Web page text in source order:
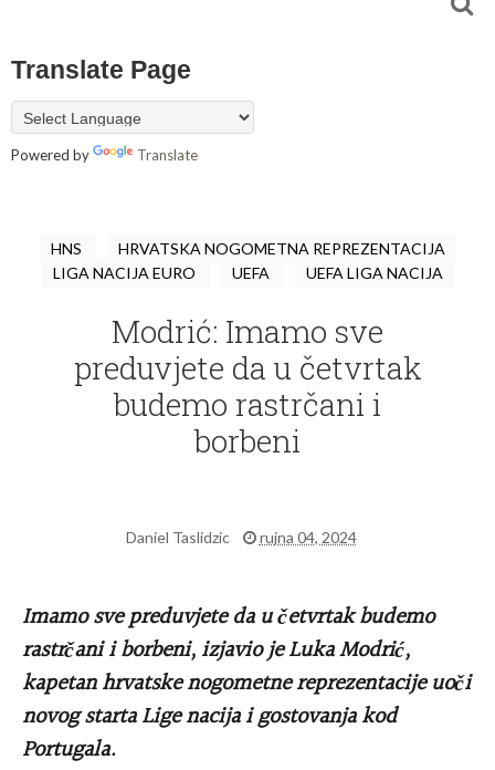
Translate Page
Powered by Translate
HNS
HRVATSKA NOGOMETNA REPREZENTACIJA
LIGA NACIJA EURO
UEFA UEFA LIGA NACIJA
Modrić: Imamo sve
preduvjete da u četvrtak
budemo rastrčani i
borbeni
Daniel Taslidzic rujna 04, 2024
Imamo sve preduvjete da u četvrtak budemo
rastrčani i borbeni, izjavio je Luka Modrić,
kapetan hrvatske nogometne reprezentacije uoči
novog starta Lige nacija i gostovanja kod
Portugala.